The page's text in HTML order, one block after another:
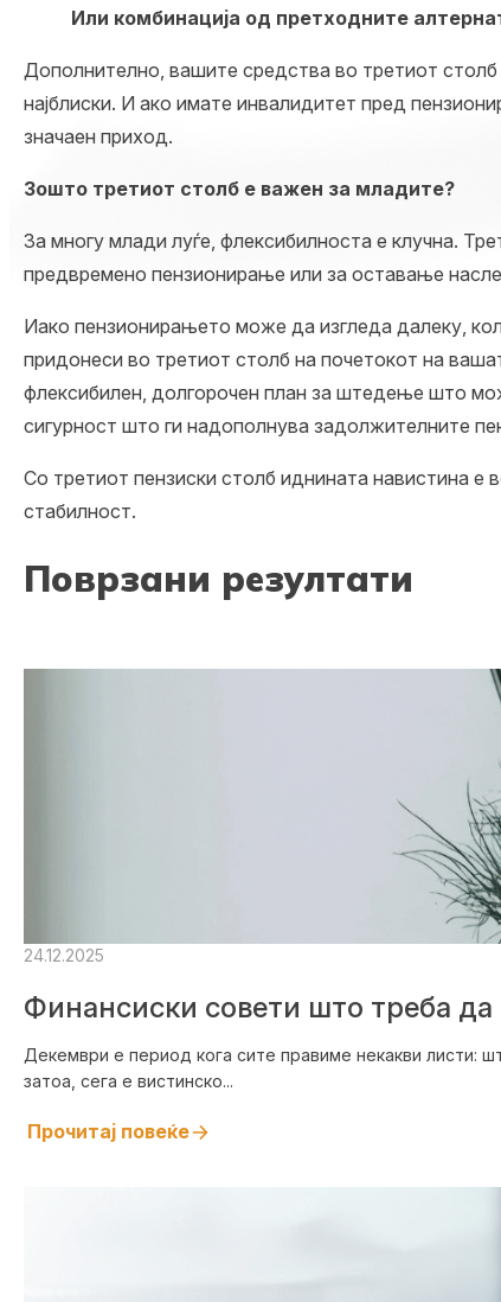
Или комбинација од претходните
Дополнително, вашите средства во третиот
најблиски. И ако имате инвалидитет пред
значаен приход.
Зошто третиот столб е важен за младите?
За многу млади луѓе, флексибилноста е клучна.
предвремено пензионирање или за оставање
Иако пензионирањето може да изгледа далеку,
придонеси во третиот столб на почетокот на
флексибилен, долгорочен план за штедење што
сигурност што ги надополнува задолжителните
Со третиот пензиски столб иднината навистина е
стабилност.
Поврзани резултати
24.12.2025
Финансиски совети што треба да
Декември е период кога сите правиме некакви листи:
затоа, сега е вистинско...
Прочитај повеќе